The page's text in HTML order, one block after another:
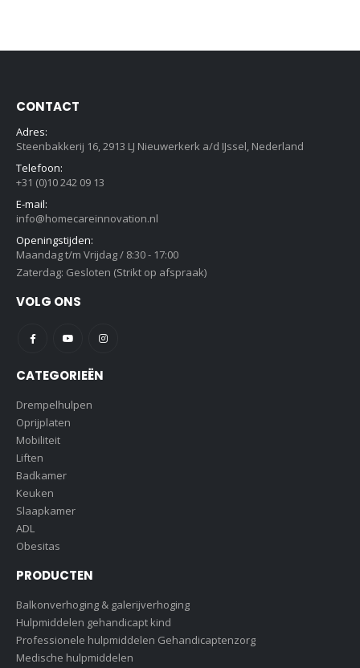
CONTACT
Adres:
Steenbakkerij 16, 2913 LJ Nieuwerkerk a/d IJssel, Nederland
Telefoon:
+31 (0)10 242 09 13
E-mail:
info@homecareinnovation.nl
Openingstijden:
Maandag t/m Vrijdag / 8:30 - 17:00
Zaterdag: Gesloten (Strikt op afspraak)
VOLG ONS
CATEGORIEËN
Drempelhulpen
Oprijplaten
Mobiliteit
Liften
Badkamer
Keuken
Slaapkamer
ADL
Obesitas
PRODUCTEN
Balkonverhoging & galerijverhoging
Hulpmiddelen gehandicapt kind
Professionele hulpmiddelen Gehandicaptenzorg
Medische hulpmiddelen